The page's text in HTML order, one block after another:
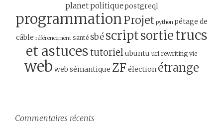
planetpolitiquepostgreql
programmationProjet python pétage de
câble référencement santé sbé scriptsortietrucs
et astucestutorielubuntu url rewriting vie
web web sémantique ZF élection étrange
Commentaires récents